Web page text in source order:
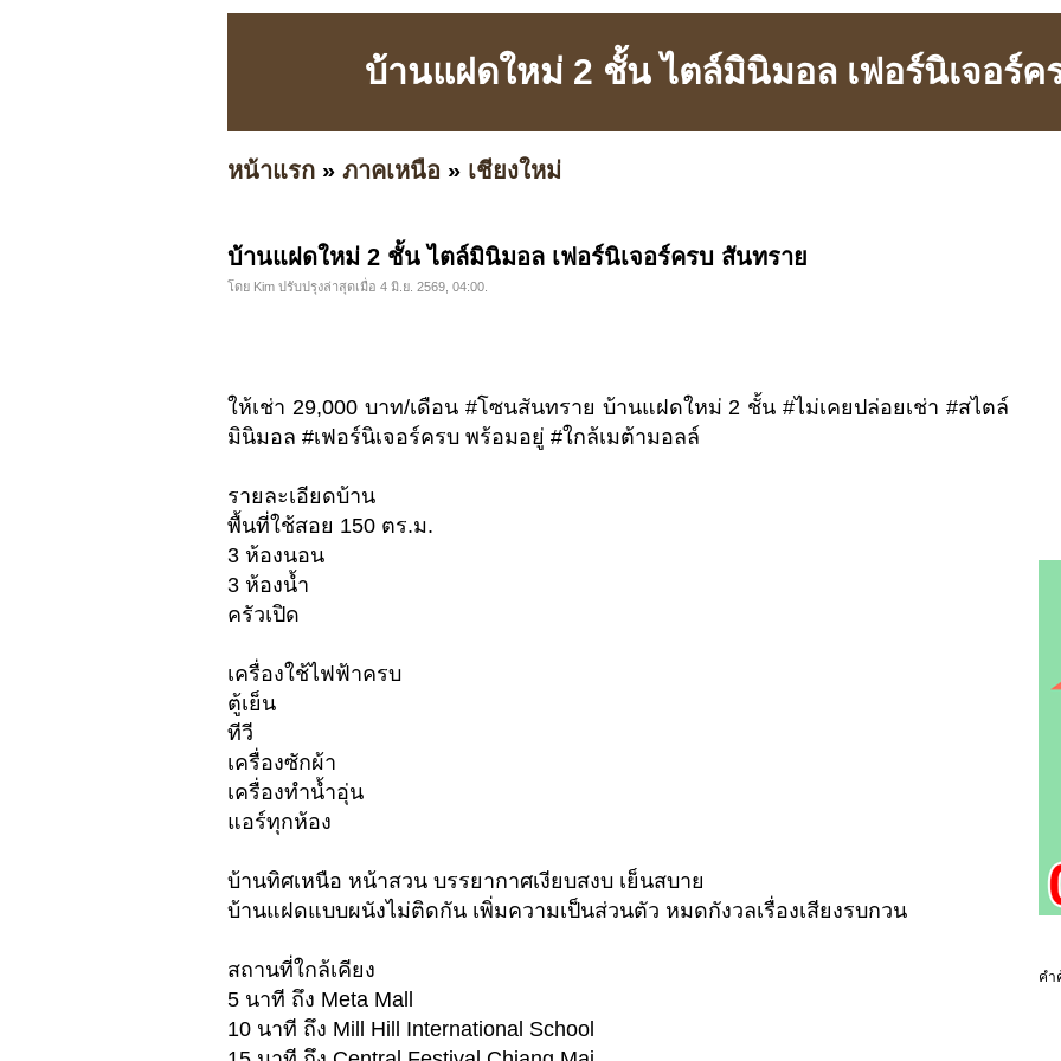
บ้านแฝดใหม่ 2 ชั้น ไตล์มินิมอล เฟอร์นิเจอร์ค
หน้าแรก » ภาคเหนือ » เชียงใหม่
บ้านแฝดใหม่ 2 ชั้น ไตล์มินิมอล เฟอร์นิเจอร์ครบ สันทราย
โดย Kim ปรับปรุงล่าสุดเมื่อ 4 มิ.ย. 2569, 04:00.
ให้เช่า 29,000 บาท/เดือน #โซนสันทราย บ้านแฝดใหม่ 2 ชั้น #ไม่เคยปล่อยเช่า #สไตล์
มินิมอล #เฟอร์นิเจอร์ครบ พร้อมอยู่ #ใกล้เมต้ามอลล์
รายละเอียดบ้าน
พื้นที่ใช้สอย 150 ตร.ม.
3 ห้องนอน
3 ห้องน้ำ
ครัวเปิด
เครื่องใช้ไฟฟ้าครบ
ตู้เย็น
ทีวี
เครื่องซักผ้า
เครื่องทำน้ำอุ่น
แอร์ทุกห้อง
บ้านทิศเหนือ หน้าสวน บรรยากาศเงียบสงบ เย็นสบาย
บ้านแฝดแบบผนังไม่ติดกัน เพิ่มความเป็นส่วนตัว หมดกังวลเรื่องเสียงรบกวน
สถานที่ใกล้เคียง
5 นาที ถึง Meta Mall
10 นาที ถึง Mill Hill International School
คำ